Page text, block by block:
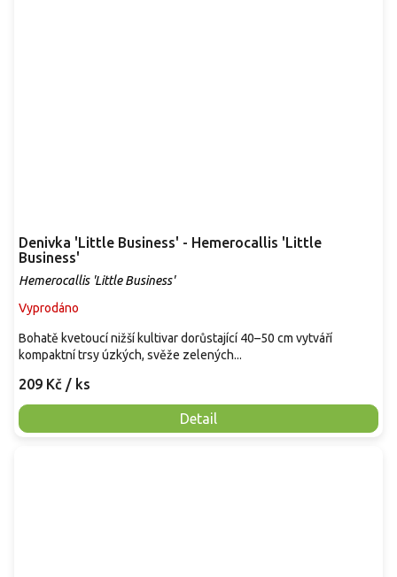
Denivka 'Little Business' - Hemerocallis 'Little
Business'
Hemerocallis 'Little Business'
Vyprodáno
209 Kč / ks
Detail
Bohatě kvetoucí nižší kultivar dorůstající 40–50 cm vytváří
kompaktní trsy úzkých, svěže zelených...